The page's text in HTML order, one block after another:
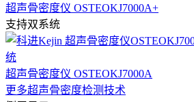
超声骨密度仪 OSTEOKJ7000A+
支持双系统
超声骨密度仪 OSTEOKJ7000A
更多超声骨密度检测技术